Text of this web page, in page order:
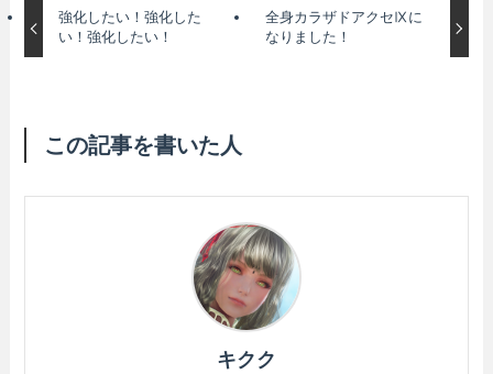
強化したい！強化した
い！強化したい！
全身カラザドアクセⅨに
なりました！
この記事を書いた人
キクク